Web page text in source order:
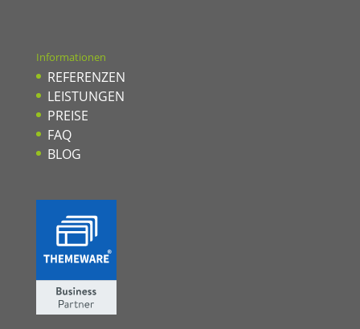
Informationen
REFERENZEN
LEISTUNGEN
PREISE
FAQ
BLOG